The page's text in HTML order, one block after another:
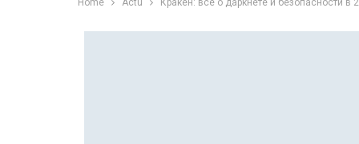
Home Actu Кракен: все о даркнете и безопасности в